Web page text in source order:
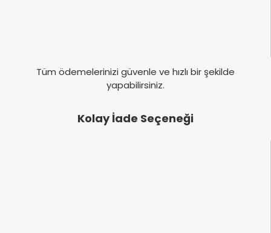
Tüm ödemelerinizi güvenle ve hızlı bir şekilde
yapabilirsiniz.
Kolay İade Seçeneği